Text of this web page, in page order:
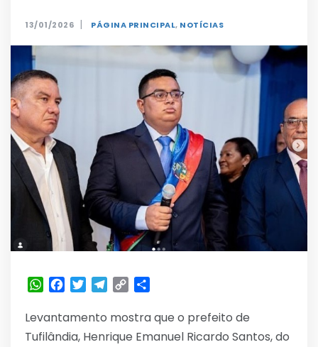
13/01/2026 | PÁGINA PRINCIPAL, NOTÍCIAS
WhatsApp
Facebook
TwitterTelegram
Copy
Levantamento mostra que o prefeito de
Tufilândia, Henrique Emanuel Ricardo Santos, do